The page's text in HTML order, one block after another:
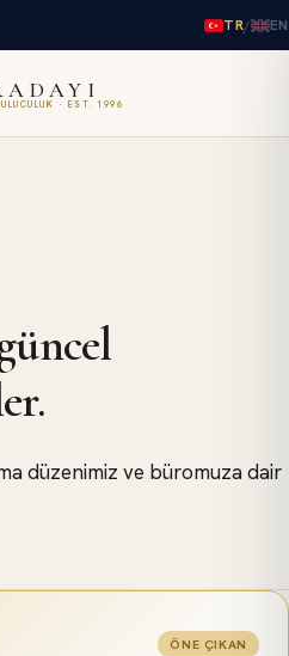
TR/ EN
· EST. 1996
düzenimiz ve büromuza dair
ÖNE ÇIKAN